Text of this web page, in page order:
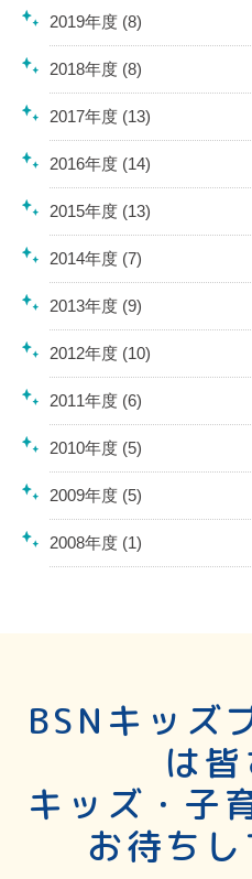
2019年度 (8)
2018年度 (8)
2017年度 (13)
2016年度 (14)
2015年度 (13)
2014年度 (7)
2013年度 (9)
2012年度 (10)
2011年度 (6)
2010年度 (5)
2009年度 (5)
2008年度 (1)
BSNキッズ
は
キッズ・子
お待ちし